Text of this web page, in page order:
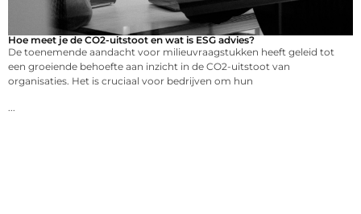
Hoe meet je de CO2-uitstoot en wat is ESG advies?
De toenemende aandacht voor milieuvraagstukken heeft geleid tot
een groeiende behoefte aan inzicht in de CO2-uitstoot van
organisaties. Het is cruciaal voor bedrijven om hun